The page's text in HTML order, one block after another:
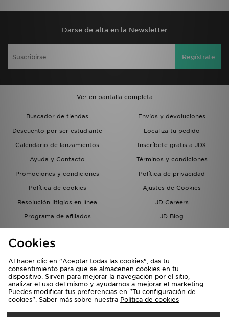
Darse de alta en la Newsletter
Regístrate
Ver en pantalla completa
Buscador de tiendas
Envíos y devoluciones
Descuento por ser estudiante
Localiza tu pedido
Calendario de lanzamientos
Inscríbete gratis a JDX
Ayuda y Contacto
Términos y condiciones
Promociones y condiciones
Política de privacidad
Política de cookies
Ajustes de Cookies
Resolución litigios en línea
JD Careers
Programa de afiliados
JD Blog
del grupo JD - Whistleblowing
Selecciona País
Cookies
Al hacer clic en "Aceptar todas las cookies", das tu
consentimiento para que se almacenen cookies en tu
dispositivo. Sirven para mejorar la navegación por el sitio,
analizar el uso del mismo y ayudarnos a mejorar el marketing.
Puedes modificar tus preferencias en "Tu configuración de
cookies". Saber más sobre nuestra Política de cookies